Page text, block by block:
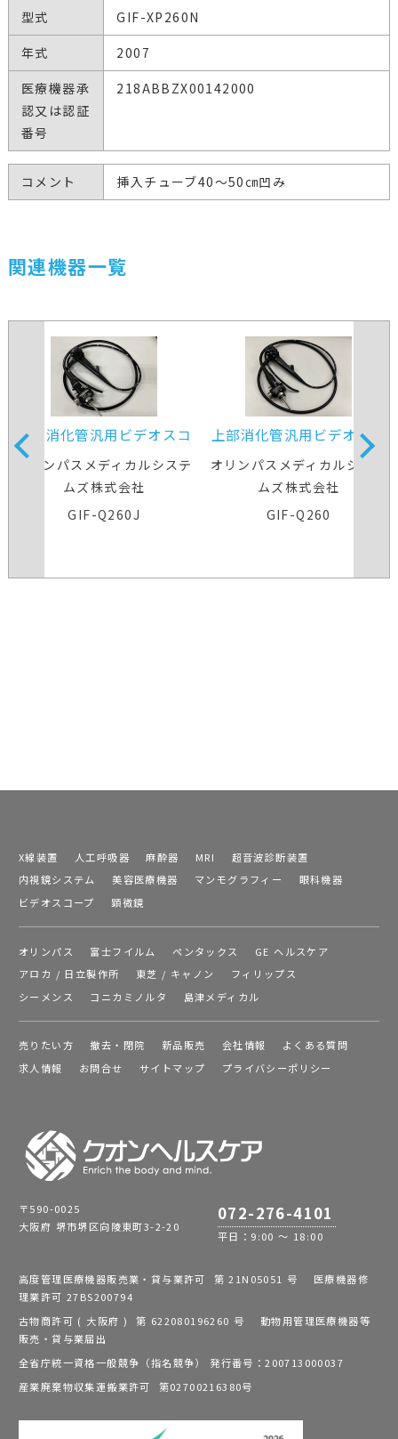
型式
GIF-XP260N
年式
2007
医療機器承
認又は認証
番号
218ABBZX00142000
コメント 挿入チューブ40～50㎝凹み
関連機器一覧
上部消化管汎用ビデオスコ
ープ
オリンパスメディカルシステ
ムズ株式会社
GIF-Q260J
上部消化管汎用ビデオスコ
ープ
オリンパスメディカルシステ
ムズ株式会社
GIF-Q260
X線装置 人工呼吸器 麻酔器 MRI
超音波診断装置
内視鏡システム
美容医療機器 マンモグラフィー
眼科機器
ビデオスコープ
顕微鏡
オリンパス 富士フイルム ペンタックス
GE ヘルスケア
アロカ / 日立製作所
東芝 / キャノン
フィリップス
シーメンス
コニカミノルタ 島津メディカル
売りたい方 撤去・閉院 新品販売 会社情報
よくある質問
求人情報
お問合せ サイトマップ プライバシーポリシー
〒590-0025
大阪府 堺市堺区向陵東町3-2-20
072-276-4101
平日：9:00 ～ 18:00
高度管理医療機器販売業・貸与業許可 第 21N05051 号 医療機器修
理業許可 27BS200794
古物商許可 ( 大阪府 ) 第 622080196260 号 動物用管理医療機器等
販売・貸与業届出
全省庁統一資格一般競争（指名競争） 発行番号：200713000037
産業廃棄物収集運搬業許可 第02700216380号